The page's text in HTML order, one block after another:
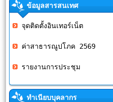
ข้อมูลสารสนเทศ
จุดติดตั้งอินเทอร์เน็ต
ค่าสาธารณูปโภค 2569
รายงานการประชุม
ทำเนียบบุคลากร